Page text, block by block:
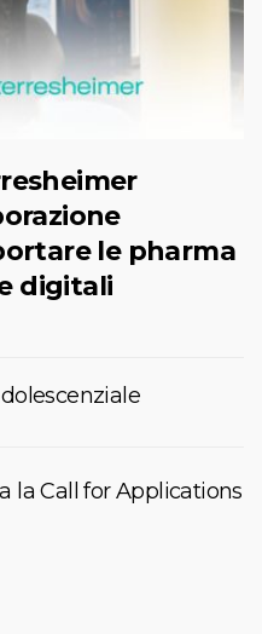
le pharma
digitali
la Call for Applications